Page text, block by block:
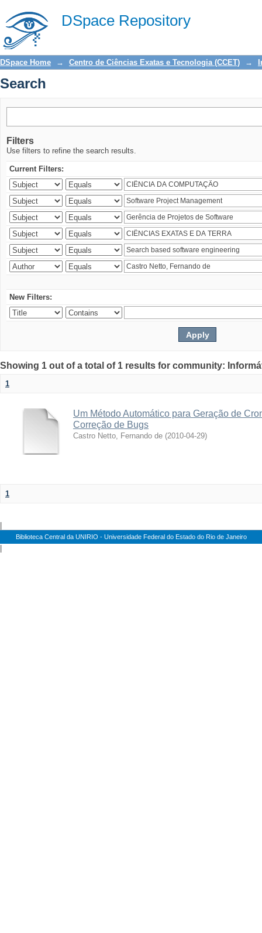
DSpace Repository
Search
DSpace Home → Centro de Ciências Exatas e Tecnologia (CCET) →
Search
Filters
Use filters to refine the search results.
Current Filters:
New Filters:
Showing 1 out of a total of 1 results for community:
1
Um Método Automático para Geração de
Correção de Bugs
Castro Netto, Fernando de (2010-04-29)
1
Biblioteca Central da UNIRIO - Universidade Federal do Estado do Rio de Janeiro